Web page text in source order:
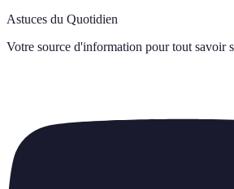
Astuces du Quotidien
Votre source d'information pour tout savoir